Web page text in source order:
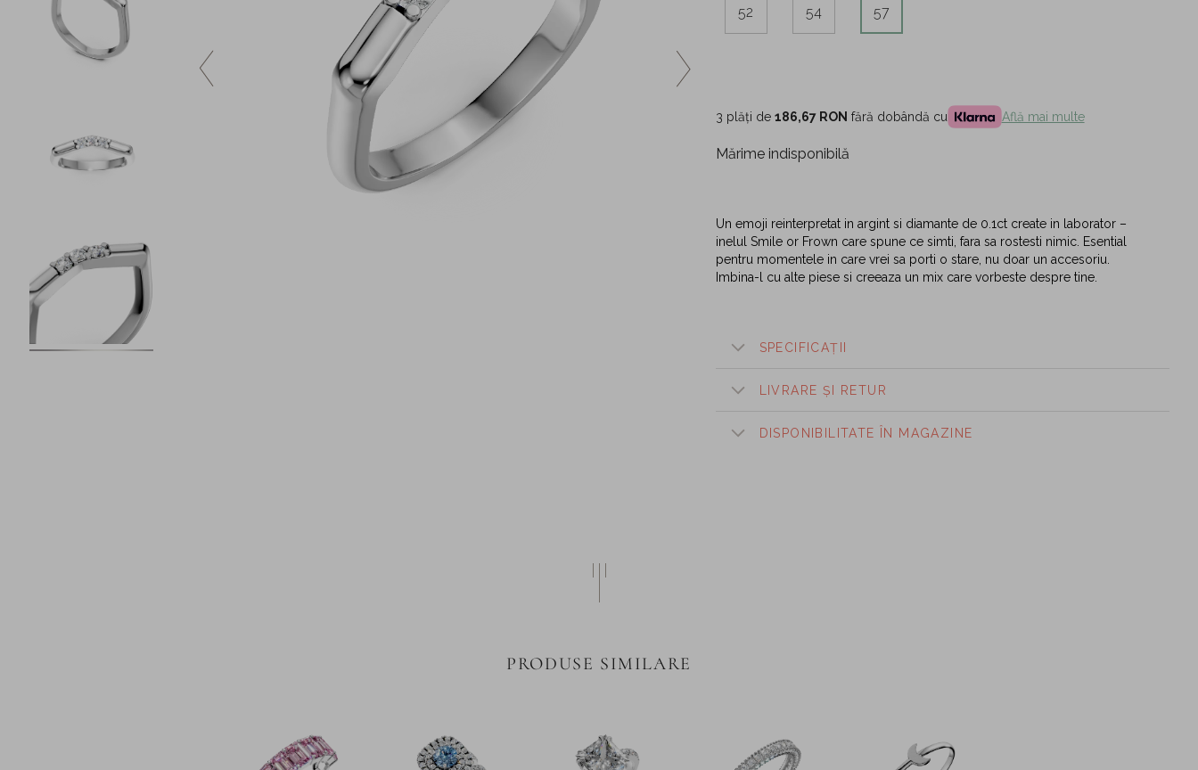
52 54 57
3 plăți de 186,67 RON fără dobândă cu Află mai multe
Mărime indisponibilă
Un emoji reinterpretat in argint si diamante de 0.1ct create in laborator –
inelul Smile or Frown care spune ce simti, fara sa rostesti nimic. Esential
pentru momentele in care vrei sa porti o stare, nu doar un accesoriu.
Imbina-l cu alte piese si creeaza un mix care vorbeste despre tine.
SPECIFICAȚII
LIVRARE ȘI RETUR
DISPONIBILITATE ÎN MAGAZINE
PRODUSE SIMILARE